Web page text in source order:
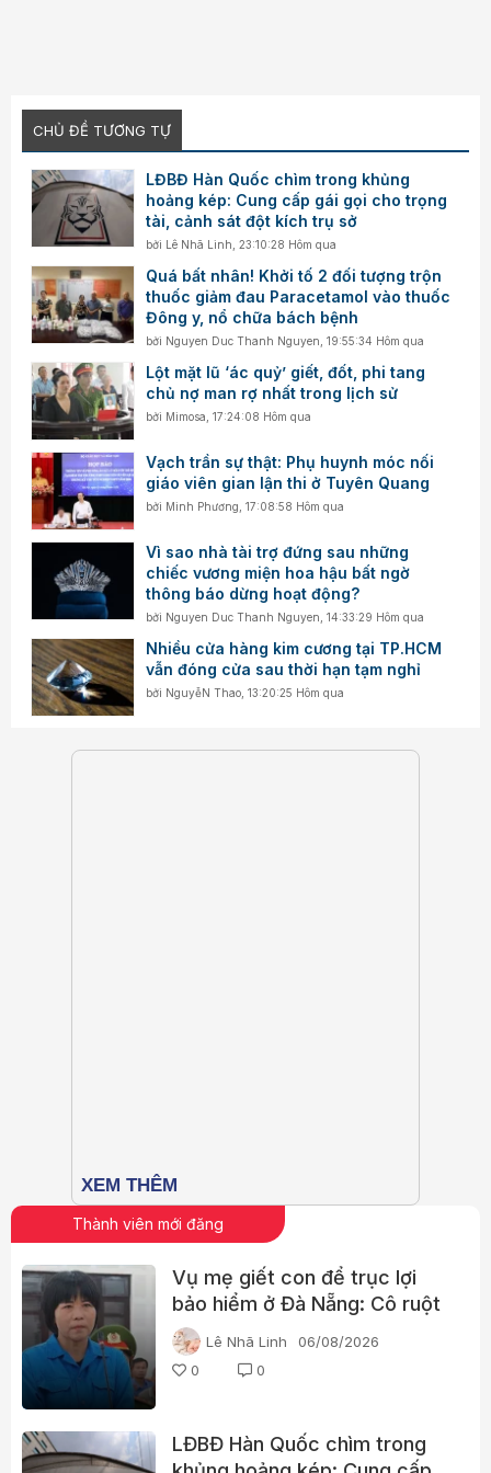
CHỦ ĐỀ TƯƠNG TỰ
LĐBĐ Hàn Quốc chìm trong khủng
hoảng kép: Cung cấp gái gọi cho trọng
tài, cảnh sát đột kích trụ sở
bởi Lê Nhã Linh ,23:10:28 Hôm qua
Quá bất nhân! Khởi tố 2 đối tượng trộn
thuốc giảm đau Paracetamol vào thuốc
Đông y, nổ chữa bách bệnh
bởi Nguyen Duc Thanh Nguyen ,19:55:34 Hôm qua
Lột mặt lũ ‘ác quỷ’ giết, đốt, phi tang
chủ nợ man rợ nhất trong lịch sử
bởi Mimosa ,17:24:08 Hôm qua
Vạch trần sự thật: Phụ huynh móc nối
giáo viên gian lận thi ở Tuyên Quang
bởi Minh Phương ,17:08:58 Hôm qua
Vì sao nhà tài trợ đứng sau những
chiếc vương miện hoa hậu bất ngờ
thông báo dừng hoạt động?
bởi Nguyen Duc Thanh Nguyen ,14:33:29 Hôm qua
Nhiều cửa hàng kim cương tại TP.HCM
vẫn đóng cửa sau thời hạn tạm nghỉ
bởi NguyễN Thao ,13:20:25 Hôm qua
Thành viên mới đăng
Vụ mẹ giết con để trục lợi
bảo hiểm ở Đà Nẵng: Cô ruột
phát hiện dấu hiệu bất thường
Lê Nhã Linh
06/08/2026
0
0
LĐBĐ Hàn Quốc chìm trong